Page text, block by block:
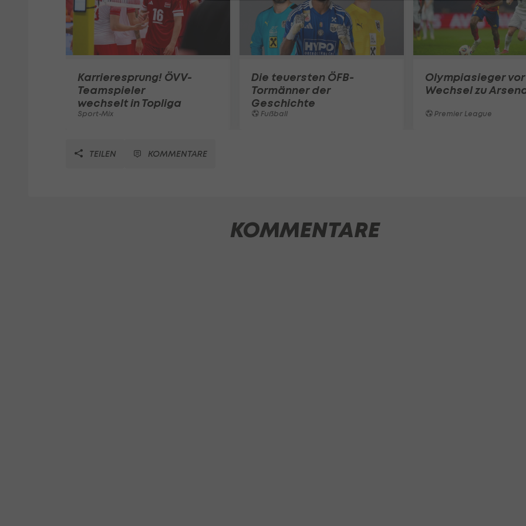
Karrieresprung! ÖVV-
Teamspieler
wechselt in Topliga
Sport-Mix
Die teuersten ÖFB-
Tormänner der
Geschichte
Fußball
Olympiasieger vor
Wechsel zu
Premier League
TEILEN KOMMENTARE
KOMMENTARE